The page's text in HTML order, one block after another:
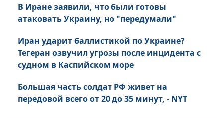
В Иране заявили, что были готовы
атаковать Украину, но "передумали"
Иран ударит баллистикой по Украине?
Тегеран озвучил угрозы после инцидента с
судном в Каспийском море
Большая часть солдат РФ живет на
передовой всего от 20 до 35 минут, - NYT